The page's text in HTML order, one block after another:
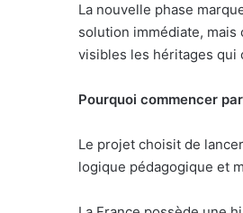
La nouvelle phase
solution immédiate, mais
visibles les héritages qui
Pourquoi commencer
Le projet choisit de
logique pédagogique et